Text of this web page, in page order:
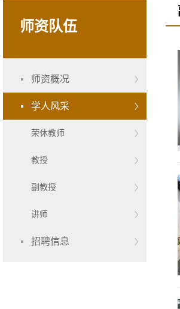
师资队伍
师资概况
学人风采
荣休教师
教授
副教授
讲师
招聘信息